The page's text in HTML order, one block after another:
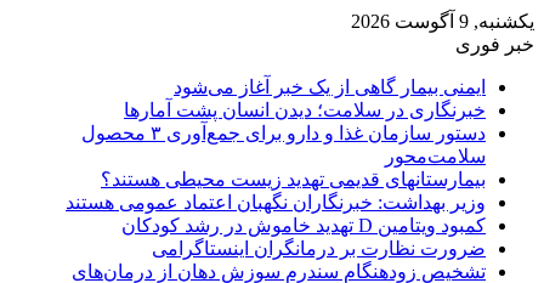
یکشنبه, 9 آگوست 2026
خبر فوری
ایمنی بیمار گاهی از یک خبر آغاز می‌شود
خبرنگاری در سلامت؛ دیدن انسان پشت آمارها
دستور سازمان غذا و دارو برای جمع‌آوری ۳ محصول
سلامت‌محور
بیمارستانهای قدیمی تهدید زیست محیطی هستند؟
وزیر بهداشت: خبرنگاران نگهبان اعتماد عمومی هستند
کمبود ویتامین D تهدید خاموش در رشد کودکان
ضرورت نظارت بر درمانگران اینستاگرامی
تشخیص زودهنگام سندرم سوزش دهان از درمان‌های